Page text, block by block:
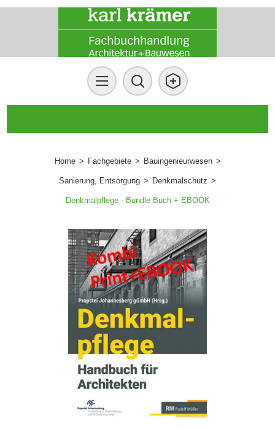
Home > Fachgebiete > Bauingenieurwesen >
Sanierung, Entsorgung > Denkmalschutz >
Denkmalpflege - Bundle Buch + EBOOK